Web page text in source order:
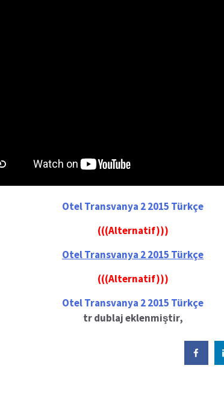
Otel Transvanya 2 2015 Türkçe
(((Alternatif)))
Otel Transvanya 2 2015 Türkçe
(((Alternatif)))
Otel Transvanya 2 2015 Türkçe
tr dublaj eklenmiştir,